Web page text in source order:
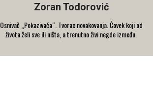
Zoran Todorović
Osnivač „Pokazivača“. Tvorac novakovanja. Čovek koji od
života želi sve ili ništa, a trenutno živi negde između.